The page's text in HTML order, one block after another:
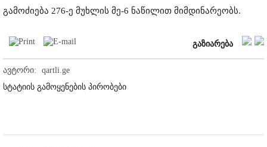
გამოძიება 276-ე მუხლის მე-6 ნაწილით მიმდინარეობს.
გაზიარება
ავტორი:
qartli.ge
სტატიის გამოყენების პირობები